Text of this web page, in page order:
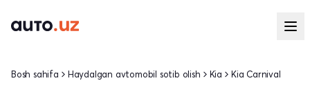
Bosh sahifa Haydalgan avtomobil sotib olish Kia Kia Carnival